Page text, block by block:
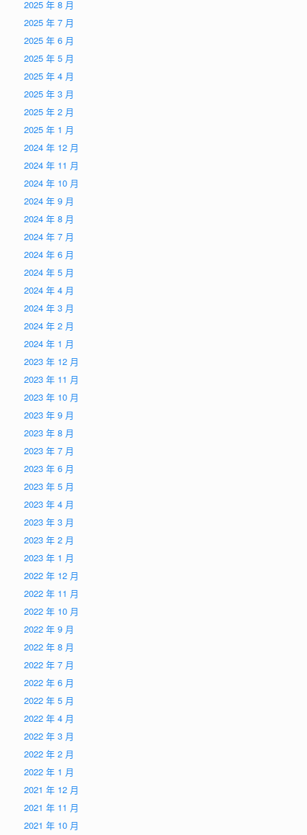
2025 年 8 月
2025 年 7 月
2025 年 6 月
2025 年 5 月
2025 年 4 月
2025 年 3 月
2025 年 2 月
2025 年 1 月
2024 年 12 月
2024 年 11 月
2024 年 10 月
2024 年 9 月
2024 年 8 月
2024 年 7 月
2024 年 6 月
2024 年 5 月
2024 年 4 月
2024 年 3 月
2024 年 2 月
2024 年 1 月
2023 年 12 月
2023 年 11 月
2023 年 10 月
2023 年 9 月
2023 年 8 月
2023 年 7 月
2023 年 6 月
2023 年 5 月
2023 年 4 月
2023 年 3 月
2023 年 2 月
2023 年 1 月
2022 年 12 月
2022 年 11 月
2022 年 10 月
2022 年 9 月
2022 年 8 月
2022 年 7 月
2022 年 6 月
2022 年 5 月
2022 年 4 月
2022 年 3 月
2022 年 2 月
2022 年 1 月
2021 年 12 月
2021 年 11 月
2021 年 10 月